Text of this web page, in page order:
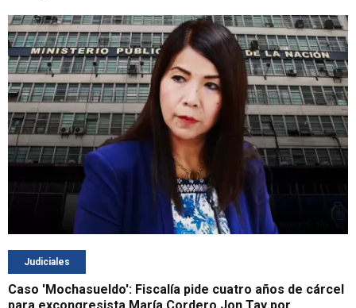
Judiciales
Caso 'Mochasueldo': Fiscalía pide cuatro años de cárcel